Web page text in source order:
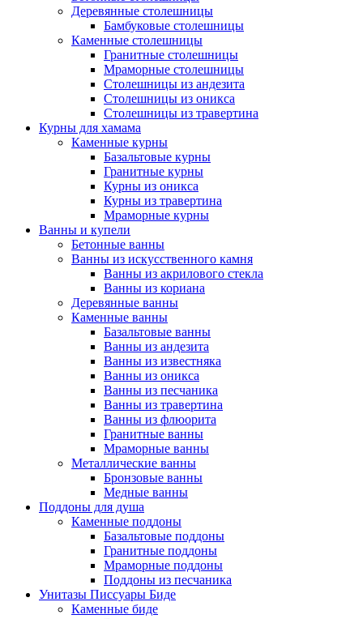
Деревянные столешницы
Бамбуковые столешницы
Каменные столешницы
Гранитные столешницы
Мраморные столешницы
Столешницы из андезита
Столешницы из оникса
Столешницы из травертина
Курны для хамама
Каменные курны
Базальтовые курны
Гранитные курны
Курны из оникса
Курны из травертина
Мраморные курны
Ванны и купели
Бетонные ванны
Ванны из искусственного камня
Ванны из акрилового стекла
Ванны из кориана
Деревянные ванны
Каменные ванны
Базальтовые ванны
Ванны из андезита
Ванны из известняка
Ванны из оникса
Ванны из песчаника
Ванны из травертина
Ванны из флюорита
Гранитные ванны
Мраморные ванны
Металлические ванны
Бронзовые ванны
Медные ванны
Поддоны для душа
Каменные поддоны
Базальтовые поддоны
Гранитные поддоны
Мраморные поддоны
Поддоны из песчаника
Унитазы Писсуары Биде
Каменные биде